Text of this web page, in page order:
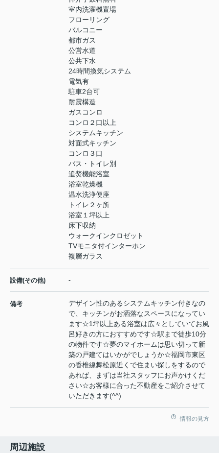
室内洗濯機置場
フローリング
バルコニー
都市ガス
公営水道
公共下水
24時間換気システム
電気有
駐車2台可
耐震構造
ガスコンロ
コンロ２口以上
システムキッチン
対面式キッチン
コンロ３口
バス・トイレ別
追焚機能浴室
浴室乾燥機
温水洗浄便座
トイレ２ヶ所
浴室１坪以上
床下収納
ウォークインクロゼット
TVモニタ付インターホン
複層ガラス
設備(その他) -
備考
デザイン性のあるシステムキッチン付きなの
で、キッチンがお洒落なスペースになってい
ます☆1坪以上ある浴室は広々としていてお風
呂好きの方におすすめです☆駅まで徒歩10分
の物件です☆夢のマイホームは思い切って新
築の戸建てはいかがでしょうか☆福岡市東区
の香椎線舞松原近くで住まい探しをするので
あれば、まずは当社スタッフにお声かけくだ
さい☆お客様に合った不動産をご紹介させて
いただきます(^^)
情報の見方
周辺施設